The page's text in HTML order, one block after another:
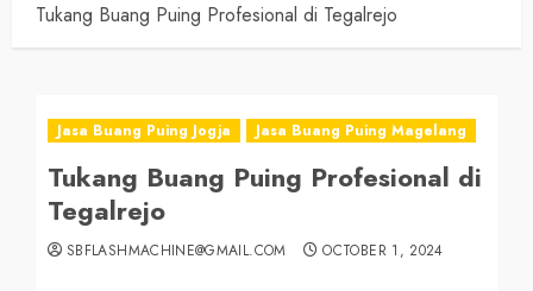
Tukang Buang Puing Profesional di Tegalrejo
Jasa Buang Puing Jogja Jasa Buang Puing Magelang
Tukang Buang Puing Profesional di
Tegalrejo
SBFLASHMACHINE@GMAIL.COM OCTOBER 1, 2024